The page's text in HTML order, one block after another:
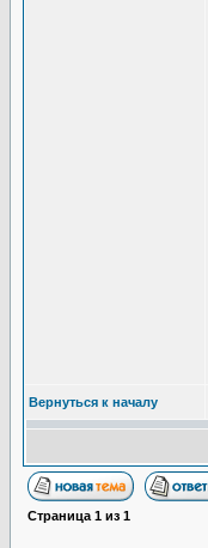
Вернуться к началу
Страница 1 из 1